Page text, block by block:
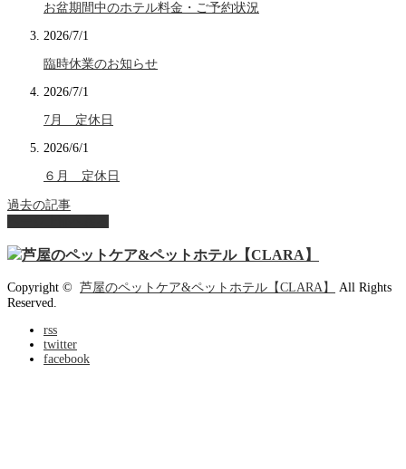
お盆期間中のホテル料金・ご予約状況
2026/7/1
臨時休業のお知らせ
2026/7/1
7月 定休日
2026/6/1
６月 定休日
過去の記事
Copyright © 芦屋のペットケア&ペットホテル【CLARA】
All Rights
Reserved.
rss
twitter
facebook